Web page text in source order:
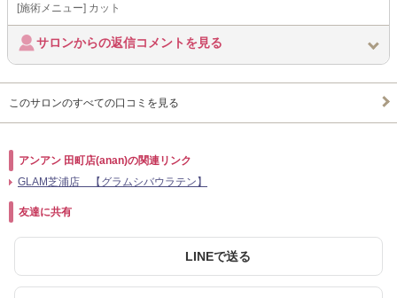
[施術メニュー] カット
サロンからの返信コメントを見る
このサロンのすべての口コミを見る
アンアン 田町店(anan)の関連リンク
GLAM芝浦店 【グラムシバウラテン】
友達に共有
LINEで送る